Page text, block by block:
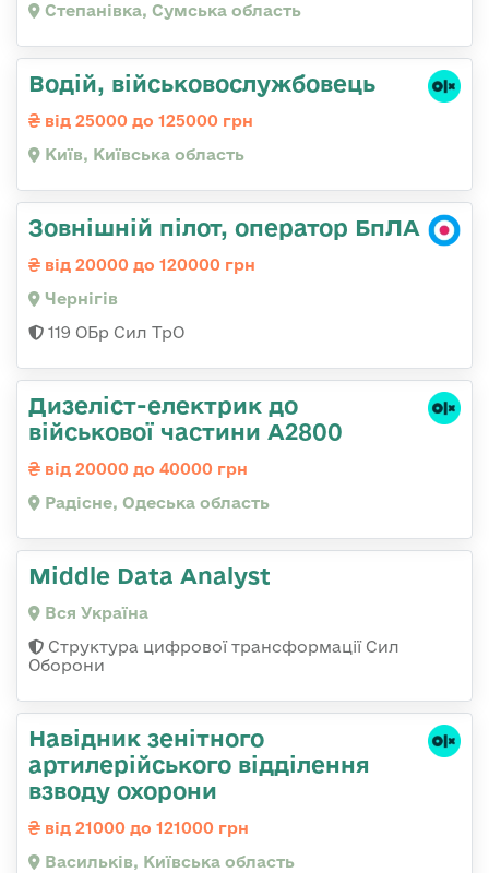
Степанівка, Сумська область
Водій, військовослужбовець
від 25000 до 125000 грн
Київ, Київська область
Зовнішній пілот, оператор БпЛА
від 20000 до 120000 грн
Чернігів
119 ОБр Сил ТрО
Дизеліст-електрик до
військової частини А2800
від 20000 до 40000 грн
Радісне, Одеська область
Middle Data Analyst
Вся Україна
Структура цифрової трансформації Сил
Оборони
Навідник зенітного
артилерійського відділення
взводу охорони
від 21000 до 121000 грн
Васильків, Київська область